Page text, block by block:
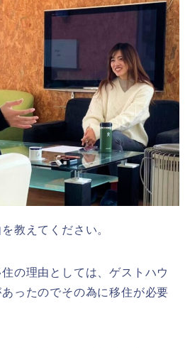
教えてください。
の理由としては、ゲストハウ
ったのでその為に移住が必要